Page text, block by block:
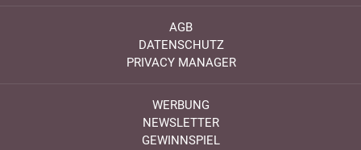
AGB
DATENSCHUTZ
PRIVACY MANAGER
WERBUNG
NEWSLETTER
GEWINNSPIEL